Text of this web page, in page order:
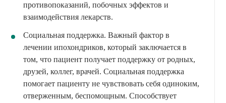
противопоказаний, побочных эффектов и
взаимодействия лекарств.
Социальная поддержка. Важный фактор в
лечении ипохондриков, который заключается в
том, что пациент получает поддержку от родных,
друзей, коллег, врачей. Социальная поддержка
помогает пациенту не чувствовать себя одиноким,
отверженным, беспомощным. Способствует